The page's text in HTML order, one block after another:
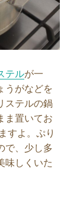
テルが一
うがなどを
ステルの鍋
ま置いてお
すよ。ぷり
で、少し多
味しくいた